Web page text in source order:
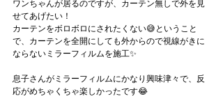
ワンちゃんが居るのですが、カーテン無しで外を見
せてあげたい！
カーテンをボロボロにされたくない😅ということ
で、カーテンを全開にしても外からので視線がきに
ならないミラーフィルムを施工✨
息子さんがミラーフィルムにかなり興味津々で、反
応がめちゃくちゃ楽しかったです😂